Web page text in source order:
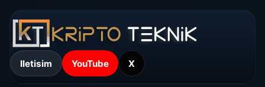
Iletisim YouTube X